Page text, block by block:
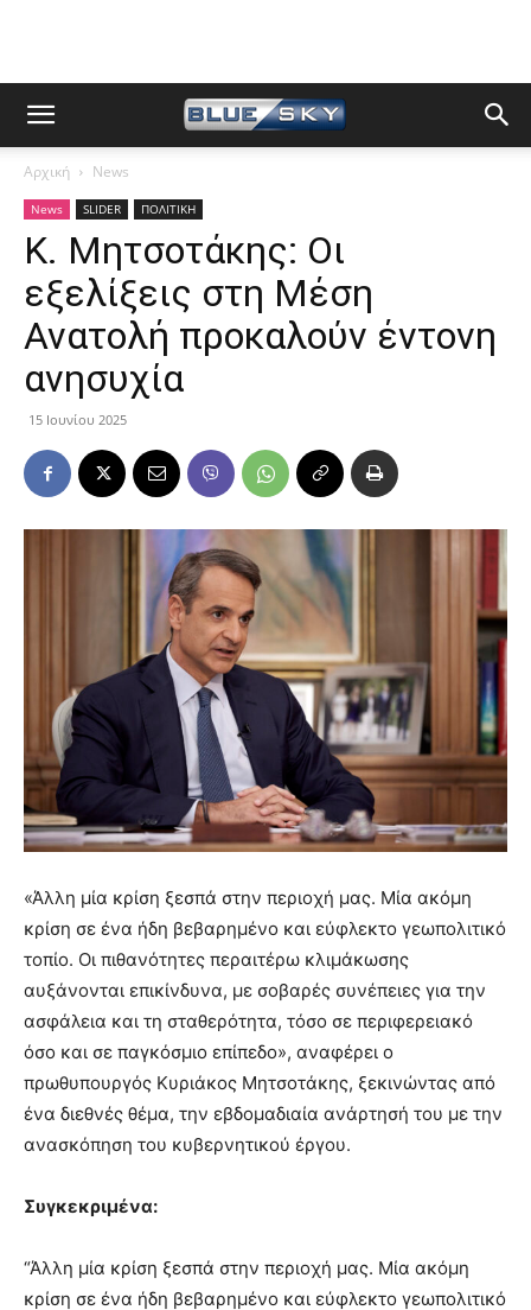
Αρχική News
News SLIDER ΠΟΛΙΤΙΚΗ
Κ. Μητσοτάκης: Οι
εξελίξεις στη Μέση
Ανατολή προκαλούν έντονη
ανησυχία
15 Ιουνίου 2025
«Άλλη μία κρίση ξεσπά στην περιοχή μας. Μία ακόμη
κρίση σε ένα ήδη βεβαρημένο και εύφλεκτο γεωπολιτικό
τοπίο. Οι πιθανότητες περαιτέρω κλιμάκωσης
αυξάνονται επικίνδυνα, με σοβαρές συνέπειες για την
ασφάλεια και τη σταθερότητα, τόσο σε περιφερειακό
όσο και σε παγκόσμιο επίπεδο», αναφέρει ο
πρωθυπουργός Κυριάκος Μητσοτάκης, ξεκινώντας από
ένα διεθνές θέμα, την εβδομαδιαία ανάρτησή του με την
ανασκόπηση του κυβερνητικού έργου.
Συγκεκριμένα:
“Άλλη μία κρίση ξεσπά στην περιοχή μας. Μία ακόμη
κρίση σε ένα ήδη βεβαρημένο και εύφλεκτο γεωπολιτικό